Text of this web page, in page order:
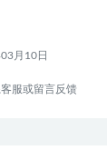
月10日
服或留言反馈